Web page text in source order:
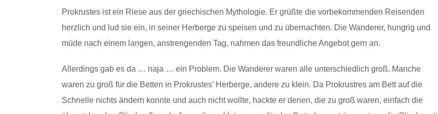
Prokrustes ist ein Riese aus der griechischen Mythologie. Er grüßte die vorbekommenden Reisenden
herzlich und lud sie ein, in seiner Herberge zu speisen und zu übernachten. Die Wanderer, hungrig und
müde nach einem langen, anstrengenden Tag, nahmen das freundliche Angebot gern an.
Allerdings gab es da … naja … ein Problem. Die Wanderer waren alle unterschiedlich groß. Manche
waren zu groß für die Betten in Prokrustes’ Herberge, andere zu klein. Da Prokrustres am Bett auf die
Schnelle nichts ändern konnte und auch nicht wollte, hackte er denen, die zu groß waren, einfach die